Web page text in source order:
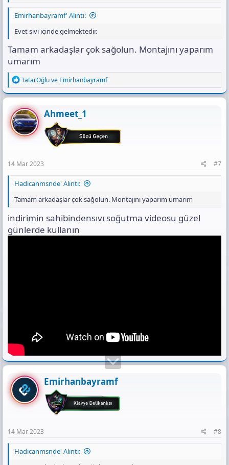
Emirhanbayramf' Alıntı:
Evet sıvı içinde gelmektedir.
Tamam arkadaşlar çok sağolun. Montajını yaparım
umarım
R
e
a
c
t
i
o
n
TatarOğluve Emirhanbayramf
Ahmeet_1
14 Mar 2023 #7
Hadicanmsnde' Alıntı:
Tamam arkadaşlar çok sağolun. Montajını yaparım umarım
indirimin sahibindensıvı soğutma videosu güzel
günlerde kullanın
Emirhanbayramf
14 Mar 2023 #8
Hadicanmsnde' Alıntı: